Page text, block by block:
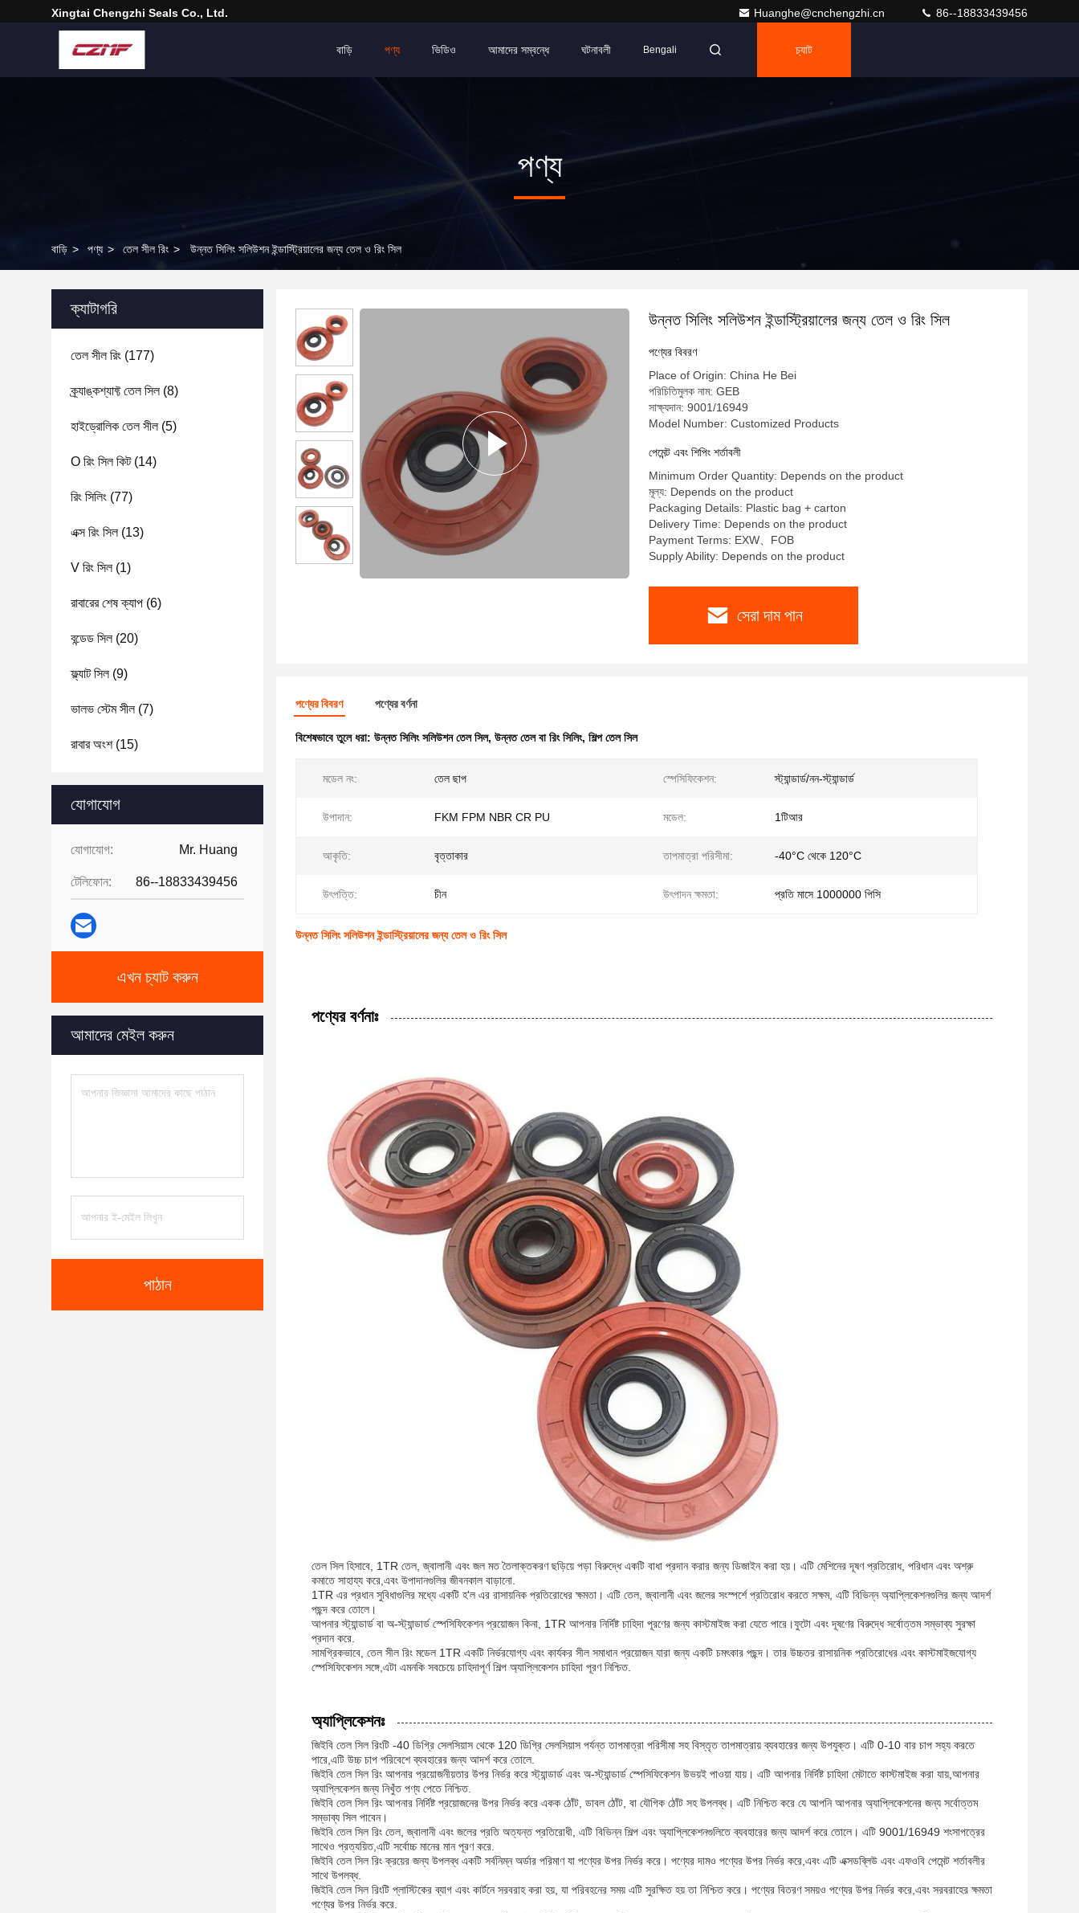
Xingtai Chengzhi Seals Co., Ltd. Huanghe@cnchengzhi.cn 86--18833439456
বাড়ি পণ্য ভিডিও আমাদের সম্বন্ধে ঘটনাবলী Bengali চ্যাট
পণ্য
বাড়ি > পণ্য > তেল সীল রিং > উন্নত সিলিং সলিউশন ইন্ডাস্ট্রিয়ালের জন্য তেল ও রিং সিল
ক্যাটাগরি
তেল সীল রিং (177)
ক্র্যাঙ্কশ্যাফ্ট তেল সিল(8)
হাইড্রোলিক তেল সীল(5)
O রিং সিল কিট(14)
রিং সিলিং (77)
এক্স রিং সিল(13)
V রিং সিল(1)
রাবারের শেষ ক্যাপ (6)
বন্ডেড সিল(20)
ফ্ল্যাট সিল(9)
ভালভ স্টেম সীল(7)
রাবার অংশ(15)
যোগাযোগ
যোগাযোগ: Mr. Huang
টেলিফোন: 86--18833439456
এখন চ্যাট করুন
আমাদের মেইল ​​করুন
পাঠান
উন্নত সিলিং সলিউশন ইন্ডাস্ট্রিয়ালের জন্য তেল ও রিং সিল
পণ্যের বিবরণ
Place of Origin: China He Bei
পরিচিতিমুলক নাম: GEB
সাক্ষ্যদান: 9001/16949
Model Number: Customized Products
পেমেন্ট এবং শিপিং শর্তাবলী
Minimum Order Quantity: Depends on the product
মূল্য: Depends on the product
Packaging Details: Plastic bag + carton
Delivery Time: Depends on the product
Payment Terms: EXW、FOB
Supply Ability: Depends on the product
সেরা দাম পান
পণ্যের বিবরণ পণ্যের বর্ণনা
বিশেষভাবে তুলে ধরা: উন্নত সিলিং সলিউশন তেল সিল, উন্নত তেল বা রিং সিলিং, শিল্প তেল সিল
মডেল নং: তেল ছাপ স্পেসিফিকেশন: স্ট্যান্ডার্ড/নন-স্ট্যান্ডার্ড
উপাদান: FKM FPM NBR CR PU মডেল: 1টিআর
আকৃতি: বৃত্তাকার তাপমাত্রা পরিসীমা: -40°C থেকে 120°C
উৎপত্তি: চীন উৎপাদন ক্ষমতা: প্রতি মাসে 1000000 পিসি
উন্নত সিলিং সলিউশন ইন্ডাস্ট্রিয়ালের জন্য তেল ও রিং সিল
পণ্যের বর্ণনাঃ
তেল সিল হিসাবে, 1TR তেল, জ্বালানী এবং জল মত তৈলাক্তকরণ ছড়িয়ে পড়া বিরুদ্ধে একটি বাধা প্রদান করার জন্য ডিজাইন করা হয়। এটি মেশিনের দূষণ প্রতিরোধ, পরিধান এবং অশ্রু
কমাতে সাহায্য করে,এবং উপাদানগুলির জীবনকাল বাড়ানো.
1TR এর প্রধান সুবিধাগুলির মধ্যে একটি হ'ল এর রাসায়নিক প্রতিরোধের ক্ষমতা। এটি তেল, জ্বালানী এবং জলের সংস্পর্শে প্রতিরোধ করতে সক্ষম, এটি বিভিন্ন অ্যাপ্লিকেশনগুলির জন্য আদর্শ
পছন্দ করে তোলে।
আপনার স্ট্যান্ডার্ড বা অ-স্ট্যান্ডার্ড স্পেসিফিকেশন প্রয়োজন কিনা, 1TR আপনার নির্দিষ্ট চাহিদা পূরণের জন্য কাস্টমাইজ করা যেতে পারে।ফুটো এবং দূষণের বিরুদ্ধে সর্বোত্তম সম্ভাব্য সুরক্ষা
প্রদান করে.
সামগ্রিকভাবে, তেল সীল রিং মডেল 1TR একটি নির্ভরযোগ্য এবং কার্যকর সীল সমাধান প্রয়োজন যারা জন্য একটি চমৎকার পছন্দ। তার উচ্চতর রাসায়নিক প্রতিরোধের এবং কাস্টমাইজযোগ্য
স্পেসিফিকেশন সঙ্গে,এটা এমনকি সবচেয়ে চাহিদাপূর্ণ শিল্প অ্যাপ্লিকেশন চাহিদা পূরণ নিশ্চিত.
অ্যাপ্লিকেশনঃ
জিইবি তেল সিল রিংটি -40 ডিগ্রি সেলসিয়াস থেকে 120 ডিগ্রি সেলসিয়াস পর্যন্ত তাপমাত্রা পরিসীমা সহ বিস্তৃত তাপমাত্রায় ব্যবহারের জন্য উপযুক্ত। এটি 0-10 বার চাপ সহ্য করতে
পারে,এটি উচ্চ চাপ পরিবেশে ব্যবহারের জন্য আদর্শ করে তোলে.
জিইবি তেল সিল রিং আপনার প্রয়োজনীয়তার উপর নির্ভর করে স্ট্যান্ডার্ড এবং অ-স্ট্যান্ডার্ড স্পেসিফিকেশন উভয়ই পাওয়া যায়। এটি আপনার নির্দিষ্ট চাহিদা মেটাতে কাস্টমাইজ করা যায়,আপনার
অ্যাপ্লিকেশন জন্য নিখুঁত পণ্য পেতে নিশ্চিত.
জিইবি তেল সিল রিং আপনার নির্দিষ্ট প্রয়োজনের উপর নির্ভর করে একক ঠোঁট, ডাবল ঠোঁট, বা যৌগিক ঠোঁট সহ উপলব্ধ। এটি নিশ্চিত করে যে আপনি আপনার অ্যাপ্লিকেশনের জন্য সর্বোত্তম
সম্ভাব্য সিল পাবেন।
জিইবি তেল সিল রিং তেল, জ্বালানী এবং জলের প্রতি অত্যন্ত প্রতিরোধী, এটি বিভিন্ন শিল্প এবং অ্যাপ্লিকেশনগুলিতে ব্যবহারের জন্য আদর্শ করে তোলে। এটি 9001/16949 শংসাপত্রের
সাথেও প্রত্যয়িত,এটি সর্বোচ্চ মানের মান পূরণ করে.
জিইবি তেল সিল রিং ক্রয়ের জন্য উপলব্ধ একটি সর্বনিম্ন অর্ডার পরিমাণ যা পণ্যের উপর নির্ভর করে। পণ্যের দামও পণ্যের উপর নির্ভর করে,এবং এটি এক্সডব্লিউ এবং এফওবি পেমেন্ট শর্তাবলীর
সাথে উপলব্ধ.
জিইবি তেল সিল রিংটি প্লাস্টিকের ব্যাগ এবং কার্টনে সরবরাহ করা হয়, যা পরিবহনের সময় এটি সুরক্ষিত হয় তা নিশ্চিত করে। পণ্যের বিতরণ সময়ও পণ্যের উপর নির্ভর করে,এবং সরবরাহের ক্ষমতা
পণ্যের উপর নির্ভর করে.